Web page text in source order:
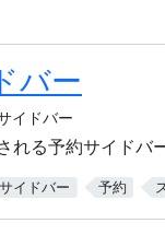
バー
イドバー
れる予約サイドバ
サイドバー 予約